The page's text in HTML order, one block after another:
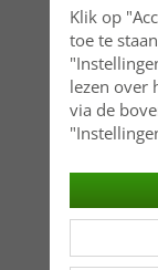
Klik op
toe te
lezen over
via de